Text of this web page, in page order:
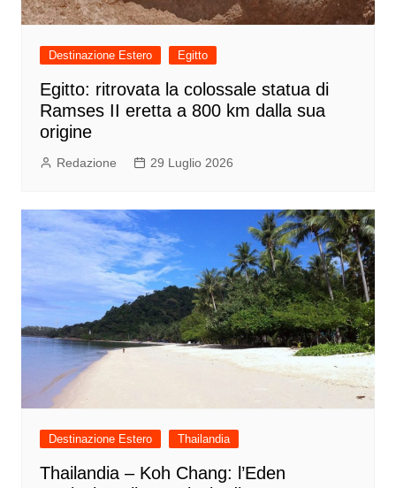
Destinazione Estero Egitto
Egitto: ritrovata la colossale statua di
Ramses II eretta a 800 km dalla sua
origine
Redazione 29 Luglio 2026
Destinazione Estero Thailandia
Thailandia – Koh Chang: l’Eden